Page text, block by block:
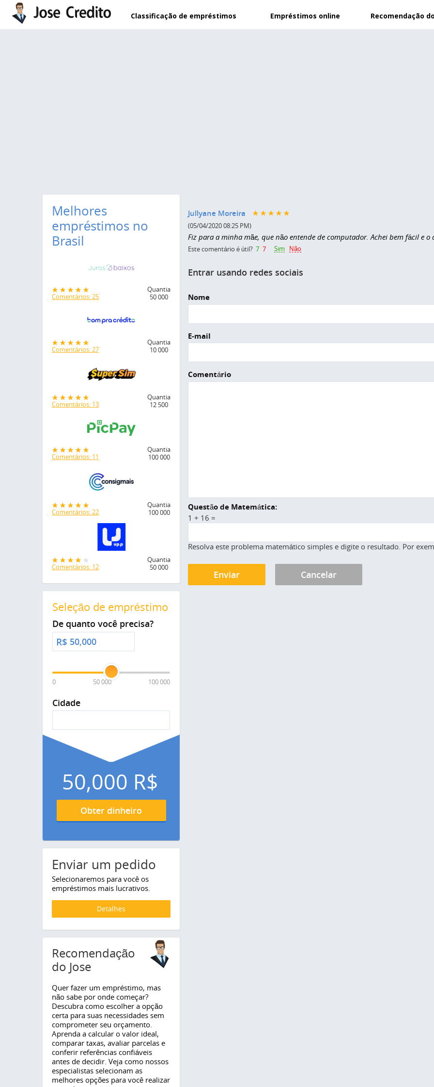
Pular para o conteúdo principal
Classificação de empréstimos Empréstimos online Recomendação
Jullyane Moreira
(05/04/2020 08:25 PM)
Fiz para a minha mãe, que não entende de computador. Achei bem fácil e
Este comentário é útil? 7 7 Sim
Não
Entrar usando redes sociais
Nome
E-mail
Comentário
Questão de Matemática:
1 + 16 =
Resolva este problema matemático simples e digite o resultado. Por
Melhores
empréstimos no
Brasil
Comentários: 25
Quantia
50 000
Comentários: 27
Quantia
10 000
Comentários: 13
Quantia
12 500
Comentários: 11
Quantia
100 000
Comentários: 22
Quantia
100 000
Comentários: 12
Quantia
50 000
Seleção de empréstimo
De quanto você precisa?
R$
0 50 000 100 000
Cidade
50,000 R$
Obter dinheiro
Enviar um pedido
Selecionaremos para você os
empréstimos mais lucrativos.
Detalhes
Recomendação
do Jose
Quer fazer um empréstimo, mas
não sabe por onde começar?
Descubra como escolher a opção
certa para suas necessidades sem
comprometer seu orçamento.
Aprenda a calcular o valor ideal,
comparar taxas, avaliar parcelas e
conferir referências confiáveis
antes de decidir. Veja como nossos
especialistas selecionam as
melhores opções para você realizar